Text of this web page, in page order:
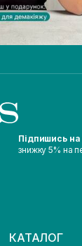
Підпишись на
знижку 5% на
КАТАЛОГ